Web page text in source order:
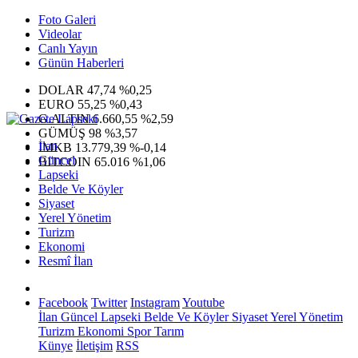
Foto Galeri
Videolar
Canlı Yayın
Günün Haberleri
DOLAR 47,74 %0,25
EURO 55,25 %0,43
G.ALTIN6.660,55 %2,59
GÜMÜŞ 98 %3,57
IMKB 13.779,39 %-0,14
BITCOIN 65.016 %1,06
İlan
Güncel
Lapseki
Belde Ve Köyler
Siyaset
Yerel Yönetim
Turizm
Ekonomi
Resmî İlan
Facebook Twitter InstagramYoutube
İlan Güncel Lapseki Belde Ve KöylerSiyasetYerel Yönetim
Turizm Ekonomi SporTarım
Künye İletişim RSS